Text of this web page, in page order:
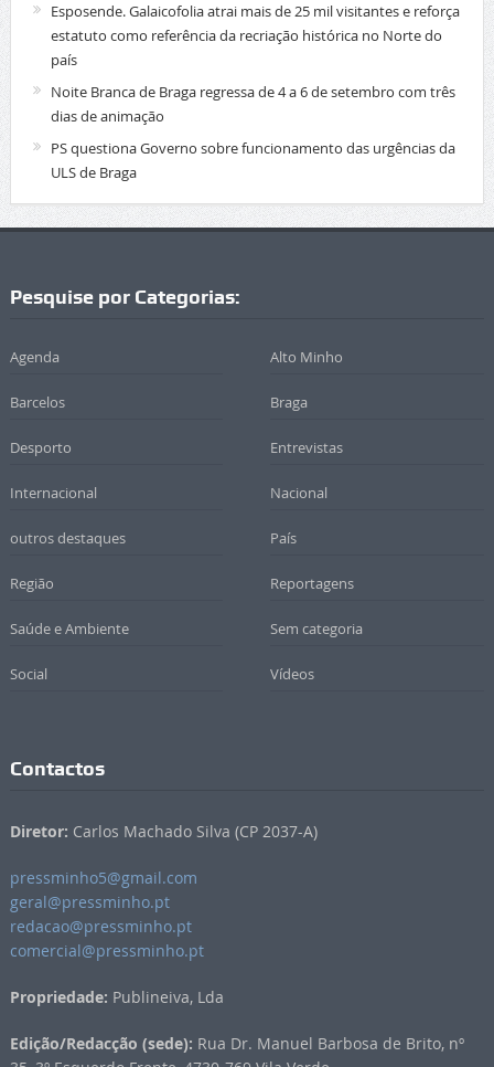
Esposende. Galaicofolia atrai mais de 25 mil visitantes e reforça
estatuto como referência da recriação histórica no Norte do
país
Noite Branca de Braga regressa de 4 a 6 de setembro com três
dias de animação
PS questiona Governo sobre funcionamento das urgências da
ULS de Braga
Pesquise por Categorias:
Agenda Alto Minho
Barcelos Braga
Desporto Entrevistas
Internacional Nacional
outros destaques País
Região Reportagens
Saúde e Ambiente Sem categoria
Social Vídeos
Contactos
Diretor: Carlos Machado Silva (CP 2037-A)
pressminho5@gmail.com
geral@pressminho.pt
redacao@pressminho.pt
comercial@pressminho.pt
Propriedade: Publineiva, Lda
Edição/Redacção (sede): Rua Dr. Manuel Barbosa de Brito, nº